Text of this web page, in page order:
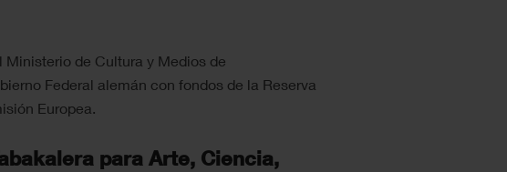
de Cultura y Medios de
Federal alemán con fondos de la Reserva
Europea.
para Arte, Ciencia,